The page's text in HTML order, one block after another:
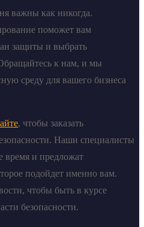
важны как никогда.
поможет вам
защиты и выбрать
к нам, и мы
среду для вашего бизнеса
, чтобы заказать
Наши специалисты
время и предложат
подойдет именно вам.
чтобы быть в курсе
безопасности.